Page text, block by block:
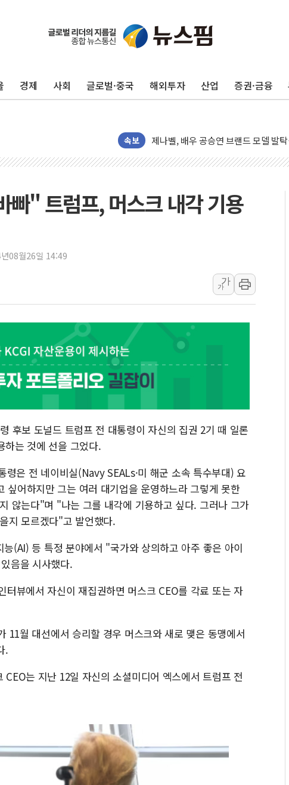
경제 사회 글로벌·중국 해외투자 산업 증권·금융
속보
[뉴스핌 이 시각 PICK] 李, 오늘 부동
트럼프, 폴리실리콘·태양광에 15%
[채권/외환] 국제유가 급등에 미 국
트럼프 "이란전 조만간 끝날 것"…군
현대리바트, 원가 개선으로 실적 방
[금/유가] 이란의 호르무즈 해협 통
뉴욕증시, 유가·금리 부담에 하락…
이란, 오만과 호르무즈 해협 재개방
[민주 당권주자 일정] 송영길·정청래·
李대통령, 오늘 오후 2시 부동산정
[오늘의 정치일정] 8월 7일(금)
[오늘의 국회일정] 상임위·세미나·
이란, 美·이스라엘 선박 호르무즈
유럽증시, 견조한 실적 소화하며
리투아니아 국방 "러, 우크라 드론으
빠" 트럼프, 머스크 내각 기용
08월26일 14:49
가
가
후보 도널드 트럼프 전 대통령이 자신의 집권 2기 때 일론
하는 것에 선을 그었다.
은 전 네이비실(Navy SEALs·미 해군 소속 특수부대) 요
어하지만 그는 여러 대기업을 운영하느라 그렇게 못한
않는다"며 "나는 그를 내각에 기용하고 싶다. 그러나 그가
지 모르겠다"고 발언했다.
(AI) 등 특정 분야에서 "국가와 상의하고 아주 좋은 아이
음을 시사했다.
뷰에서 자신이 재집권하면 머스크 CEO를 각료 또는 자
11월 대선에서 승리할 경우 머스크와 새로 맺은 동맹에서
.
는 지난 12일 자신의 소셜미디어 엑스에서 트럼프 전